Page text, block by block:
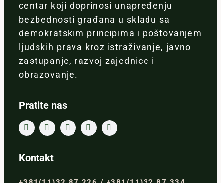
centar koji doprinosi unapređenju
bezbednosti građana u skladu sa
demokratskim principima i poštovanjem
ljudskih prava kroz istraživanje, javno
zastupanje, razvoj zajednice i
obrazovanje.
Pratite nas
Kontakt